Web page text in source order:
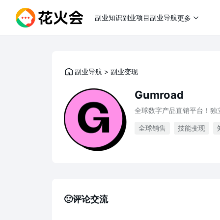
副业知识副业项目副业导航更多
副业导航 > 副业变现
Gumroad
全球数字产品直销平台！
全球销售 技能变现
🙂评论交流